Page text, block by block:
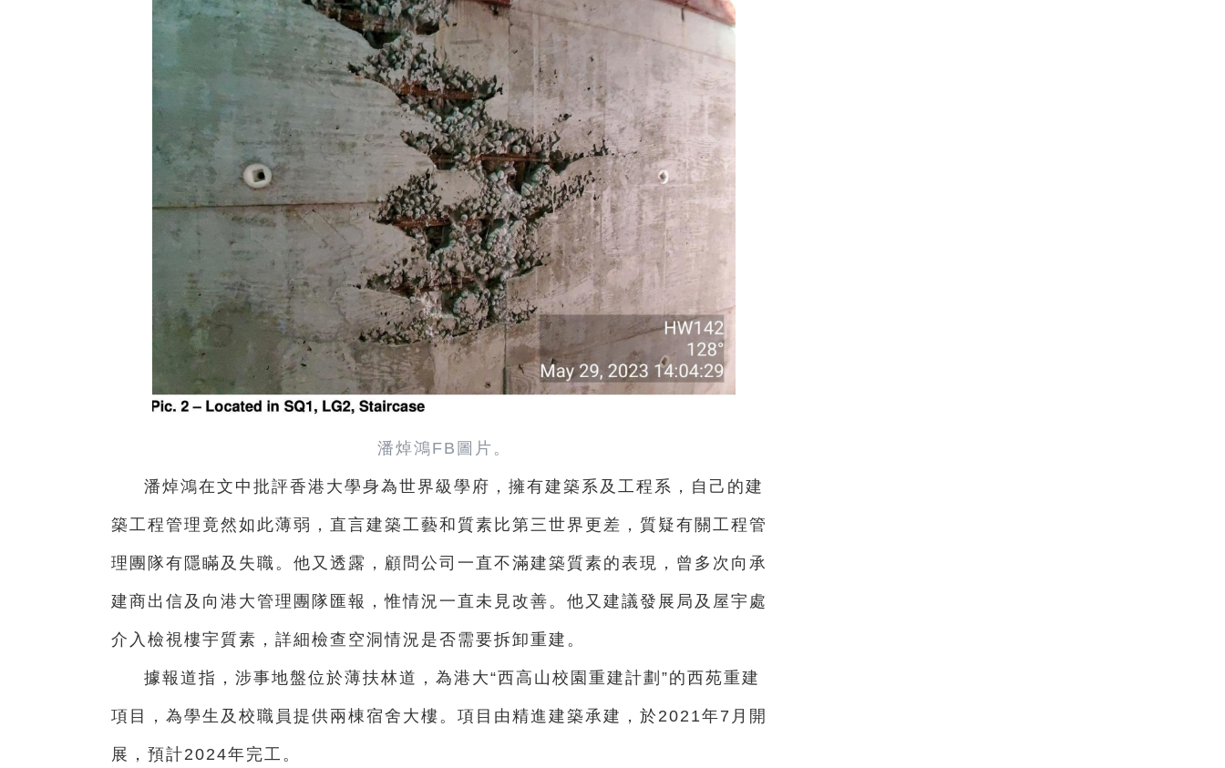
潘焯鴻FB圖片。
潘焯鴻在文中批評香港大學身為世界級學府，擁有建築系及工程系，自己的建
築工程管理竟然如此薄弱，直言建築工藝和質素比第三世界更差，質疑有關工程管
理團隊有隱瞞及失職。他又透露，顧問公司一直不滿建築質素的表現，曾多次向承
建商出信及向港大管理團隊匯報，惟情況一直未見改善。他又建議發展局及屋宇處
介入檢視樓宇質素，詳細檢查空洞情況是否需要拆卸重建。
據報道指，涉事地盤位於薄扶林道，為港大“西高山校園重建計劃”的西苑重建
項目，為學生及校職員提供兩棟宿舍大樓。項目由精進建築承建，於2021年7月開
展，預計2024年完工。